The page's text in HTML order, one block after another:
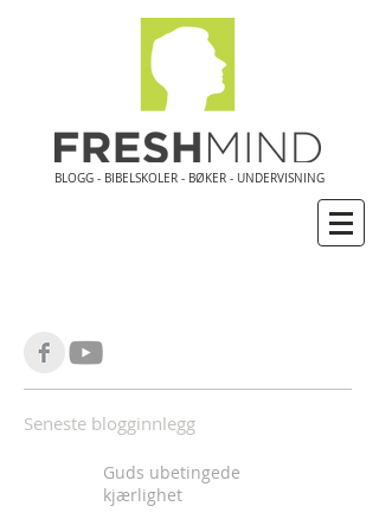
BLOGG - BIBELSKOLER - BØKER - UNDERVISNING
Seneste blogginnlegg
Guds ubetingede
kjærlighet